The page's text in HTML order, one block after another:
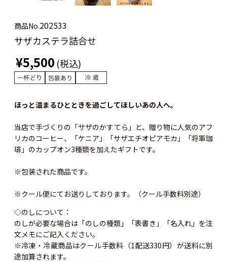
商品No.202533
サザカステラ詰合せ
¥5,500 (税込)
ほっと温まるひとときを過ごしてほしいあの人へ。
当店で手づくりの「サザのかすてら」と、贈り物に人気のアフ
リカのコーヒー、「ケニア」「サザエチオピアモカ」「将軍珈
琲」のカップオン3種類を加えたギフトです。
※包装された商品です。
※クール便にてお送りしております。（クール手数料別途）
◇のしについて：
のしが必要な場合は「のしの種類」「表書き」「名入れ」を注
文メモにご記入ください。
※冷凍・冷蔵商品はクール手数料（1配送330円）が送料に別
途加算されます。